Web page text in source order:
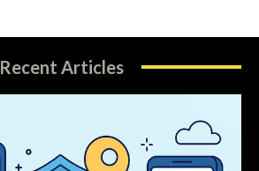
Recent Articles